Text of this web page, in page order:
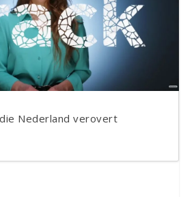
Nederland verovert